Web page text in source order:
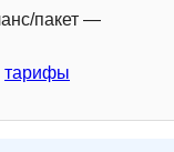
пакет —
тарифы